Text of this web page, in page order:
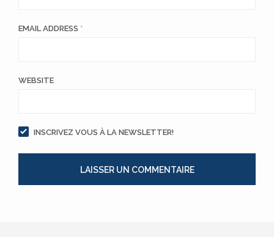
EMAIL ADDRESS *
WEBSITE
INSCRIVEZ VOUS À LA NEWSLETTER!